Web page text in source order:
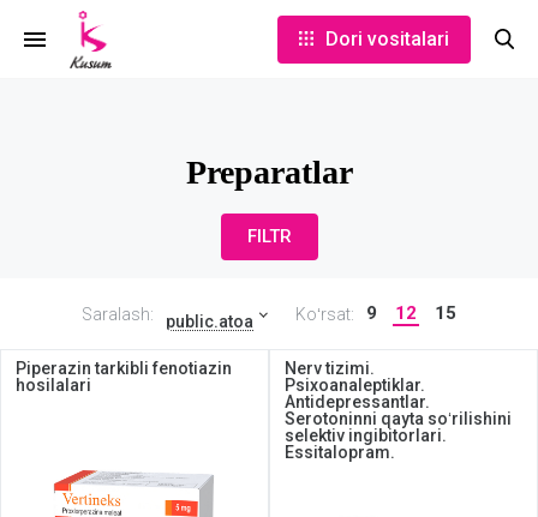
Dori vositalari
Preparatlar
FILTR
Saralash: public.atoa Koʻrsat: 9 12 15
Piperazin tarkibli fenotiazin
hosilalari
Nerv tizimi.
Psixoanaleptiklar.
Antidepressantlar.
Serotoninni qayta soʻrilishini
selektiv ingibitorlari.
Essitalopram.